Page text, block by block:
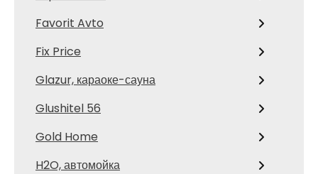
Favorit Avto
Fix Price
Glazur, караоке-сауна
Glushitel 56
Gold Home
H2O, автомойка